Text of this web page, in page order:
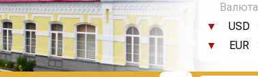
Валюта
▼
USD
▼
EUR